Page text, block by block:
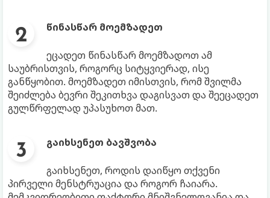
წინასწარ მოემზადეთ
ეცადეთ წინასწარ მოემზადოთ ამ
საუბრისთვის, როგორც სიტყვიერად, ისე
განწყობით. მოემზადეთ იმისთვის, რომ შვილმა
შეიძლება ბევრი შეკითხვა დაგისვათ და შეეცადეთ
გულწრფელად უპასუხოთ მათ.
გაიხსენეთ ბავშვობა
გაიხსენეთ, როდის დაიწყო თქვენი
პირველი მენსტრუაცია და როგორ ჩაიარა.